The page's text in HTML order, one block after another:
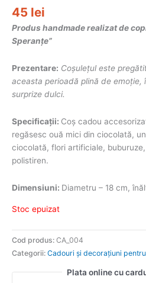
45 lei
Produs handmade realizat de
Speranțe”
Prezentare: Coșulețul este
aceasta perioadă plină de emoție,
surprize dulci.
Specificații: Coș cadou
regăsesc ouă mici din ciocolată,
ciocolată, flori artificiale,
polistiren.
Dimensiuni: Diametru – 18 cm,
Stoc epuizat
Cod produs: CA_004
Categorii: Cadouri și decorațiuni
Plata online cu